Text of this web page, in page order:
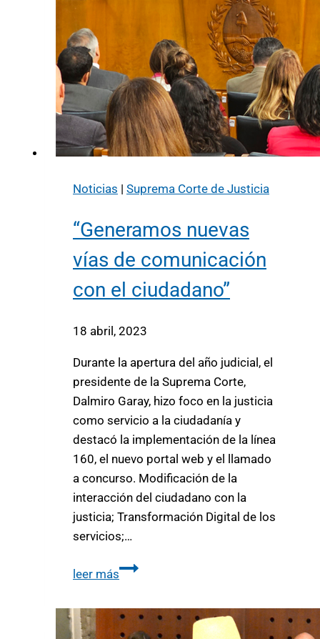
Noticias | Suprema Corte de Justicia
“Generamos nuevas
vías de comunicación
con el ciudadano”
18 abril, 2023
Durante la apertura del año judicial, el
presidente de la Suprema Corte,
Dalmiro Garay, hizo foco en la justicia
como servicio a la ciudadanía y
destacó la implementación de la línea
160, el nuevo portal web y el llamado
a concurso. Modificación de la
interacción del ciudadano con la
justicia; Transformación Digital de los
servicios;…
leer más